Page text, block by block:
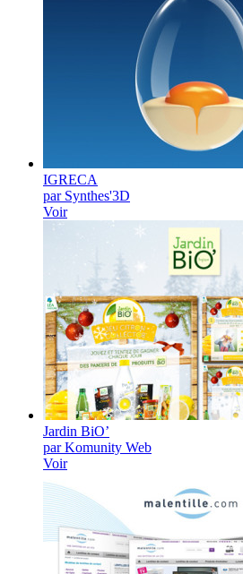
IGRECA
par Synthes'3D
Voir
Jardin BiO’
par Komunity Web
Voir